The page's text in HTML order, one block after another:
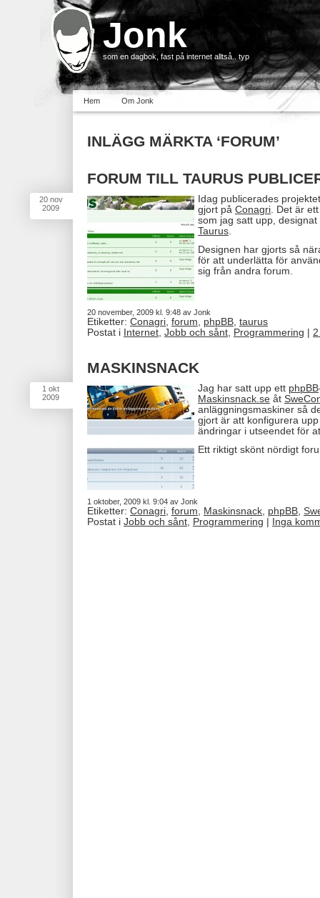
Jonk
som en dagbok, fast på internet alltså.. typ
Hem Om Jonk
INLÄGG MÄRKTA ‘FORUM’
20 nov
2009
FORUM TILL TAURUS
Idag publicerades
gjort på Conagri. Det är
som jag satt upp,
Taurus.
Designen har gjorts så
för att underlätta för
sig från andra forum.
20 november, 2009 kl. 9:48 av Jonk
Etiketter: Conagri, forum, phpBB, taurus
Postat i Internet, Jobb och sånt, Programmering
1 okt
2009
MASKINSNACK
Jag har satt upp ett phpBB
Maskinsnack.se åt
anläggningsmaskiner så
gjort är att konfigurera
ändringar i utseendet för
Ett riktigt skönt nördigt
1 oktober, 2009 kl. 9:04 av Jonk
Etiketter: Conagri, forum, Maskinsnack, phpBB,
Postat i Jobb och sånt, Programmering Inga